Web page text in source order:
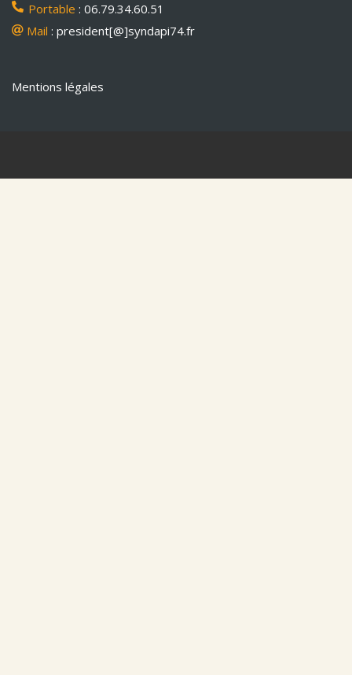
Portable : 06.79.34.60.51
Mail : president[@]syndapi74.fr
Mentions légales